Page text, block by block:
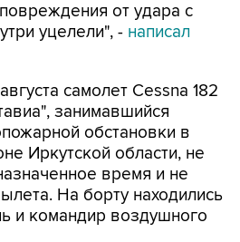
от удара с
уцелели", - написал
самолет Cessna 182
занимавшийся
обстановки в
Иркутской области, не
время и не
На борту находились
и командир воздушного